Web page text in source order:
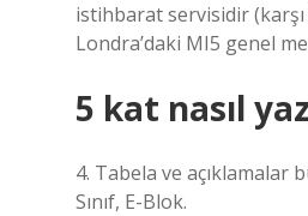
istihbarat servisidir
Londra’daki MI5 genel
5 kat nasıl
4. Tabela ve açıklamalar
Sınıf, E-Blok.